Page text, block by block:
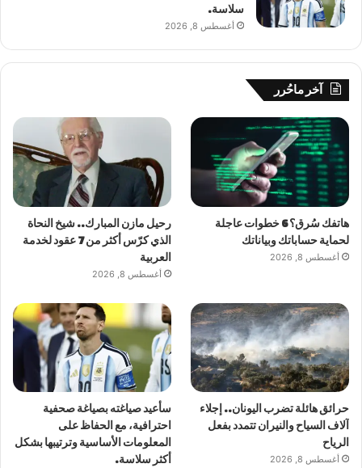
سلاسة.
أغسطس 8, 2026
آخر ماحُرر
هاتفك سُرق؟ 6 خطوات عاجلة
لحماية حساباتك وبياناتك
أغسطس 8, 2026
رحيل مازن المبارك.. شيخ النحاة
الذي كرّس أكثر من 7 عقود لخدمة
العربية
أغسطس 8, 2026
حرائق هائلة تضرب اليونان.. إجلاء
آلاف السياح والنيران تتمدد بفعل
الرياح
أغسطس 8, 2026
سأعيد صياغته بصياغة صحفية
احترافية، مع الحفاظ على
المعلومات الأساسية وترتيبها بشكل
أكثر سلاسة.